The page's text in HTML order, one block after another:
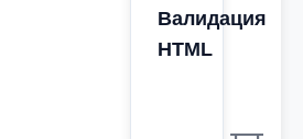
Валидация
HTML